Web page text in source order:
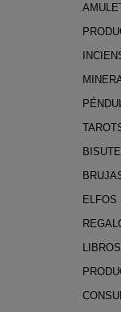
ELFOS
LIBROS